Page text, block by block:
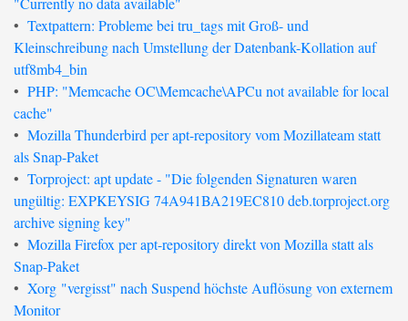
• Textpattern: Probleme bei tru_tags mit Groß- und
Kleinschreibung nach Umstellung der Datenbank-Kollation auf
utf8mb4_bin
• PHP: "Memcache OC\Memcache\APCu not available for local
cache"
• Mozilla Thunderbird per apt-repository vom Mozillateam statt
als Snap-Paket
• Torproject: apt update - "Die folgenden Signaturen waren
ungültig: EXPKEYSIG 74A941BA219EC810 deb.torproject.org
archive signing key"
• Mozilla Firefox per apt-repository direkt von Mozilla statt als
Snap-Paket
• Xorg "vergisst" nach Suspend höchste Auflösung von externem
Monitor